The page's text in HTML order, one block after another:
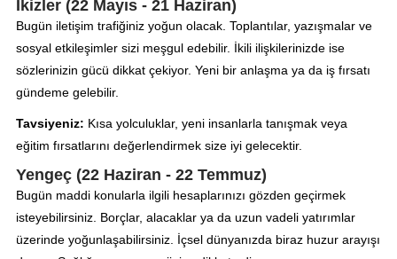
İkizler (22 Mayıs - 21 Haziran)
Bugün iletişim trafiğiniz yoğun olacak. Toplantılar, yazışmalar ve
sosyal etkileşimler sizi meşgul edebilir. İkili ilişkilerinizde ise
sözlerinizin gücü dikkat çekiyor. Yeni bir anlaşma ya da iş fırsatı
gündeme gelebilir.
Tavsiyeniz: Kısa yolculuklar, yeni insanlarla tanışmak veya
eğitim fırsatlarını değerlendirmek size iyi gelecektir.
Yengeç (22 Haziran - 22 Temmuz)
Bugün maddi konularla ilgili hesaplarınızı gözden geçirmek
isteyebilirsiniz. Borçlar, alacaklar ya da uzun vadeli yatırımlar
üzerinde yoğunlaşabilirsiniz. İçsel dünyanızda biraz huzur arayışı